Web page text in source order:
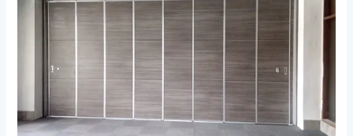
Partisi